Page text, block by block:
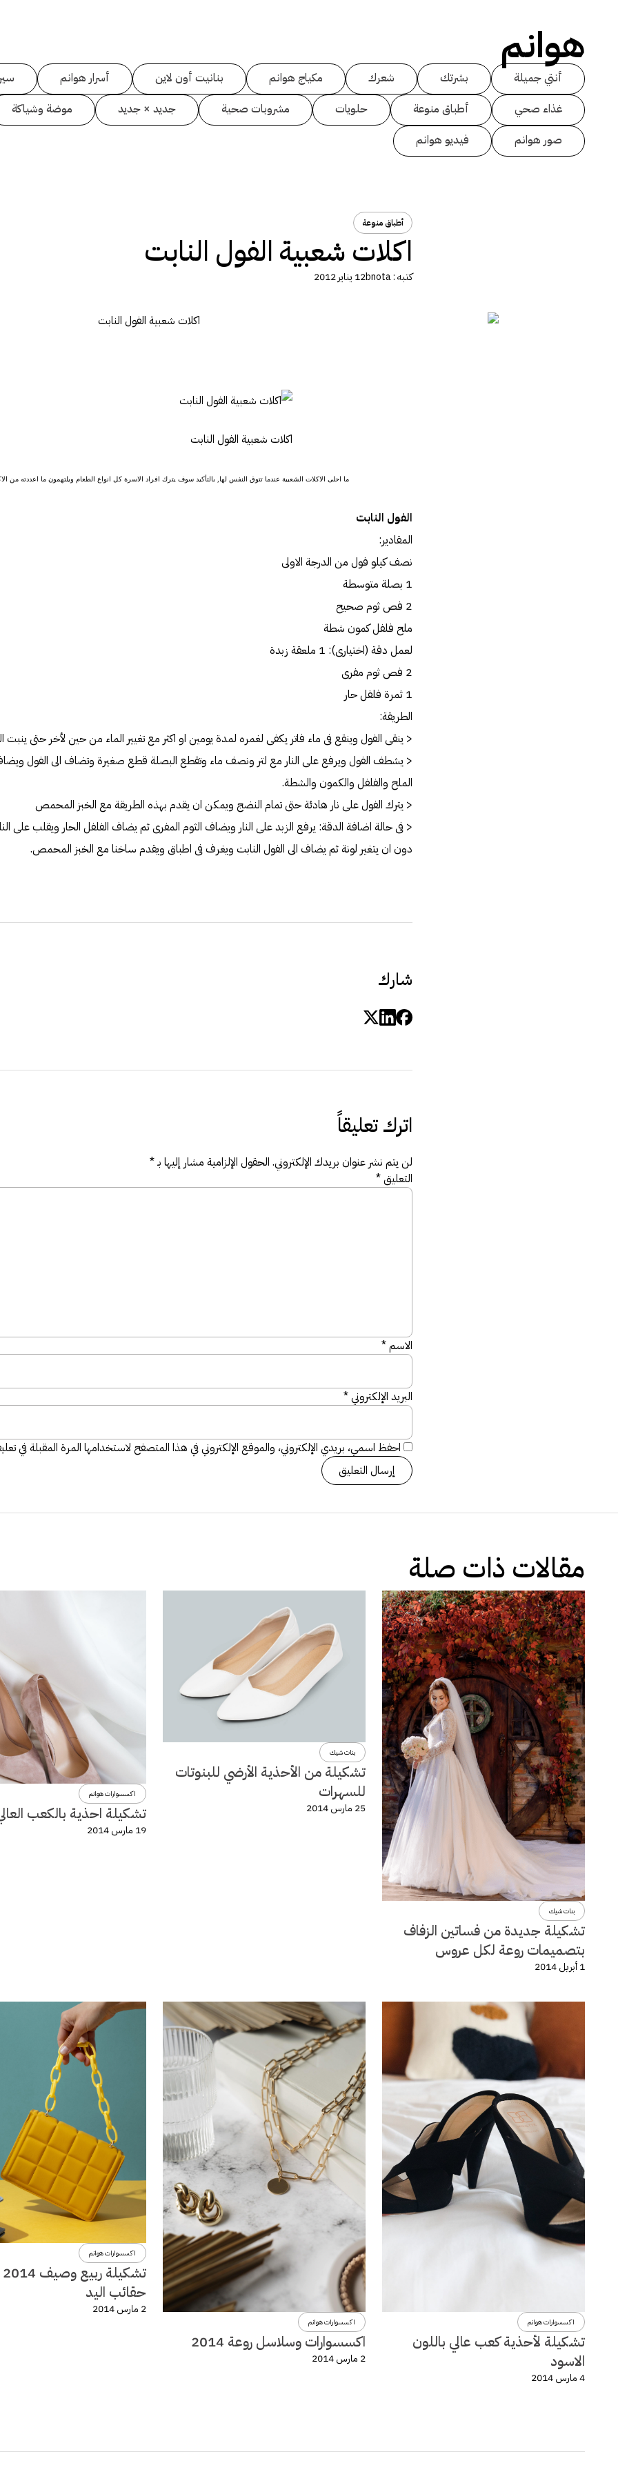
هوانم
أنتي جميلة بشرتك شعرك مكياج هوانم بنانيت أون لاين أسرار هوانم
غذاء صحي
أطباق منوعة حلويات مشروبات صحية جديد × جديد
موضة وشياكة
صور هوانم
فيديو هوانم
أطباق منوعة
اكلات شعبية الفول النابت
كتبه :bnota12 يناير 2012
اكلات شعبية الفول النابت
ما احلى الاكلات الشعبية عندما تتوق النفس لها, بالتأكيد سوف يترك افراد الاسرة كل انواع الطعام ويلتهمون ما اعددته من
الفول النابت
المقادير:
نصف كيلو فول من الدرجة الاولى
1 بصلة متوسطة
2 فص ثوم صحيح
ملح فلفل كمون شطة
لعمل دقة (اختيارى): 1 ملعقة زبدة
2 فص ثوم مفرى
1 ثمرة فلفل حار
الطريقة:
< ينقى الفول وينقع فى ماء فاتر يكفى لغمره لمدة يومين او اكثر مع تغيير الماء من حين لأخر حتى ينبت
< يشطف الفول ويرفع على النار مع لتر ونصف ماء وتقطع البصلة قطع صغيرة وتضاف الى الفول
الملح والفلفل والكمون والشطة.
< يترك الفول على نار هادئة حتى تمام النضج ويمكن ان يقدم بهذه الطريقة مع الخبز المحمص
< فى حالة اضافة الدقة: يرفع الزبد على النار ويضاف الثوم المفرى ثم يضاف الفلفل الحار ويقلب على
دون ان يتغير لونة ثم يضاف الى الفول النابت ويغرف فى اطباق ويقدم ساخنا مع الخبز المحمص.
شارك
اترك تعليقاً
لن يتم نشر عنوان بريدك الإلكتروني. الحقول الإلزامية مشار إليها بـ*
التعليق*
الاسم*
البريد الإلكتروني*
احفظ اسمي، بريدي الإلكتروني، والموقع الإلكتروني في هذا المتصفح لاستخدامها المرة المقبلة في
مقالات ذات صلة
بنات شيك
تشكيلة جديدة من فساتين الزفاف
بتصميمات روعة لكل عروس
1 أبريل 2014
بنات شيك
تشكيلة من الأحذية الأرضي للبنوتات
للسهرات
25 مارس 2014
اكسسوارات هوانم
تشكيلة احذية بالكعب
19 مارس 2014
اكسسوارات هوانم
تشكيلة لأحذية كعب عالي باللون
الاسود
4 مارس 2014
اكسسوارات هوانم
اكسسوارات وسلاسل روعة 2014
2 مارس 2014
اكسسوارات هوانم
حقائب اليد
2 مارس 2014